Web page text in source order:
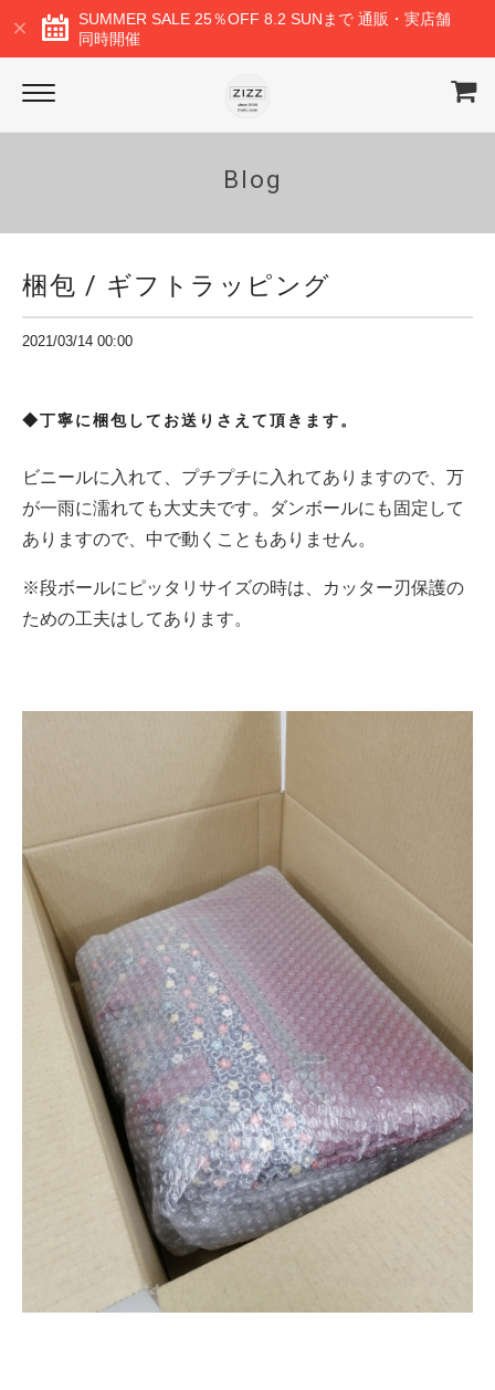
SUMMER SALE 25％OFF 8.2 SUNまで 通販・実店舗
同時開催
Blog
梱包 / ギフトラッピング
2021/03/14 00:00
◆丁寧に梱包してお送りさえて頂きます。
ビニールに入れて、プチプチに入れてありますので、万
が一雨に濡れても大丈夫です。ダンボールにも固定して
ありますので、中で動くこともありません。
※段ボールにピッタリサイズの時は、カッター刃保護の
ための工夫はしてあります。